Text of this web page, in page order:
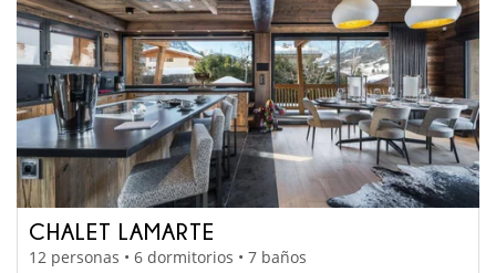
CHALET LAMARTE
12 personas • 6 dormitorios • 7 baños